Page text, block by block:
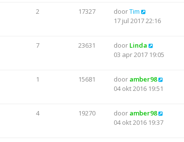
2 17327 doorTim
17 jul 2017 22:16
7 23631 door Linda
03 apr 2017 19:05
1 15681 door amber98
04 okt 2016 19:51
4 19270 door amber98
04 okt 2016 19:37